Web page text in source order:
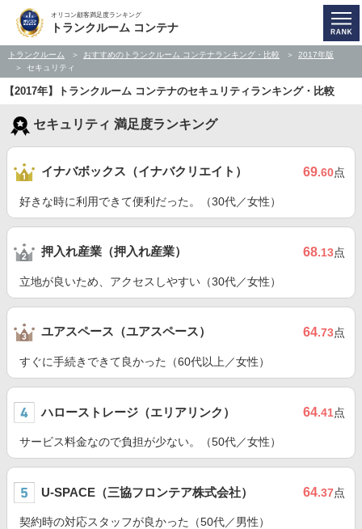
オリコン顧客満足度ランキング
トランクルーム コンテナ
トランクルーム おすすめのトランクルーム コンテナランキング・比較
2017年版
セキュリティ
【2017年】トランクルーム コンテナのセキュリティランキング・比較
セキュリティ 満足度ランキング
イナバボックス（イナバクリエイト） 69.60点
好きな時に利用できて便利だった。（30代／女性）
押入れ産業（押入れ産業） 68.13点
立地が良いため、アクセスしやすい（30代／女性）
ユアスペース（ユアスペース） 64.73点
すぐに手続きできて良かった（60代以上／女性）
ハローストレージ（エリアリンク） 64.41点
サービス料金なので負担が少ない。（50代／女性）
U-SPACE（三協フロンテア株式会社） 64.37点
契約時の対応スタッフが良かった（50代／男性）